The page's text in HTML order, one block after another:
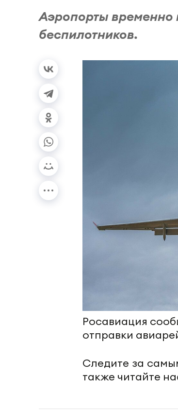
Аэропорты временно
беспилотников.
Росавиация
отправки
Следите за
также читайте